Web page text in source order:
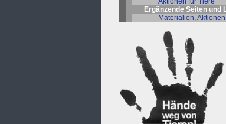
Ergänzende Seiten und
Materialien,